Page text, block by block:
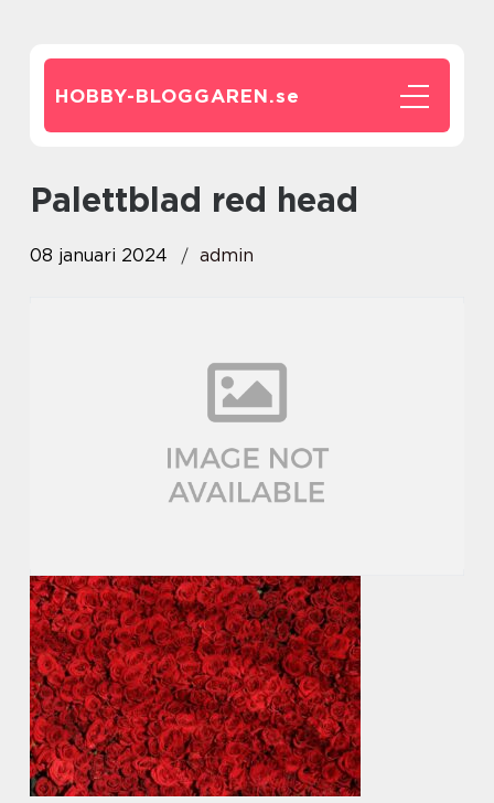
HOBBY-BLOGGAREN.se
palettblad red head
08 januari 2024 admin